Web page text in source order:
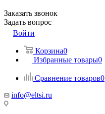
Заказать звонок
Задать вопрос
Войти
Корзина0
Избранные товары0
Сравнение товаров0
info@eltsi.ru